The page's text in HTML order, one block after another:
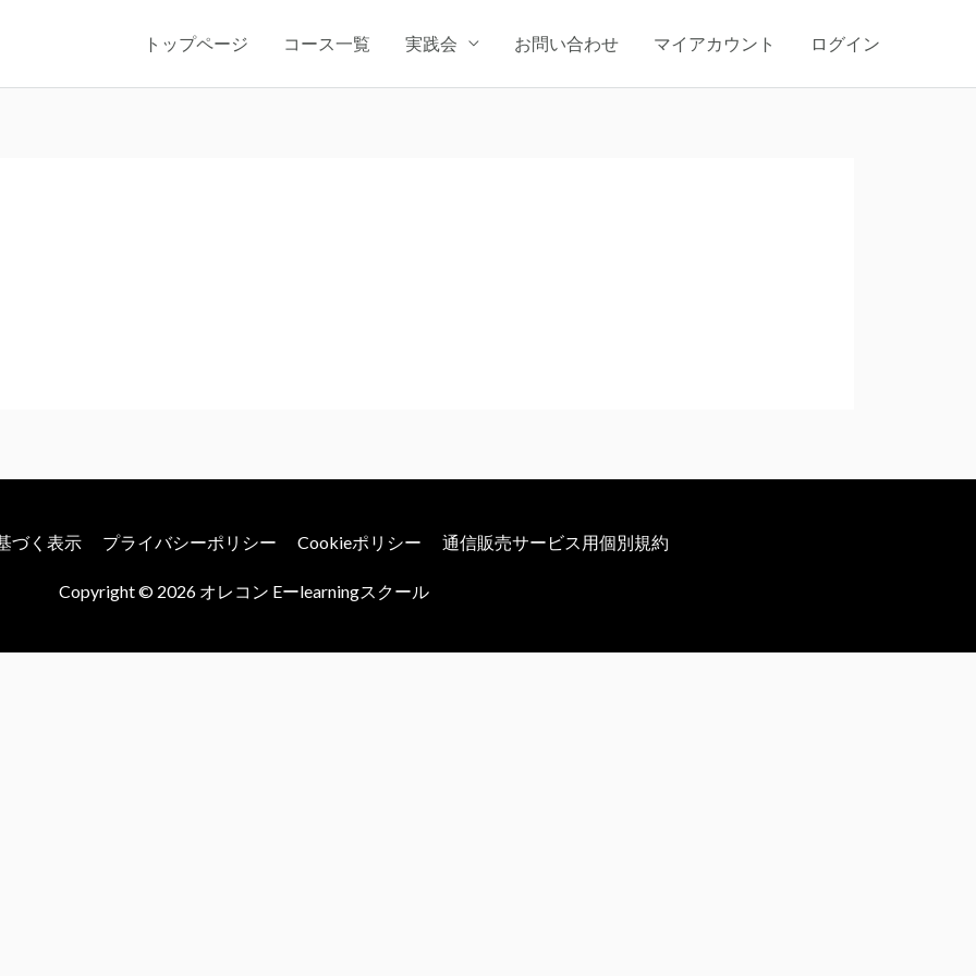
トップページ コース一覧 実践会 お問い合わせ マイアカウント ログイン
づく表示 プライバシーポリシー Cookieポリシー 通信販売サービス用個別規約
Copyright © 2026 オレコン Eーlearningスクール